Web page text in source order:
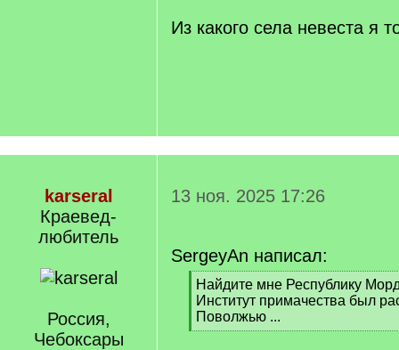
Из какого села невеста я
karseral
Краевед-
любитель
Россия,
Чебоксары
13 ноя. 2025 17:26
SergeyAn написал:
[
q
]
Найдите мне Республику
Институт примачества был
Поволжью ...
[